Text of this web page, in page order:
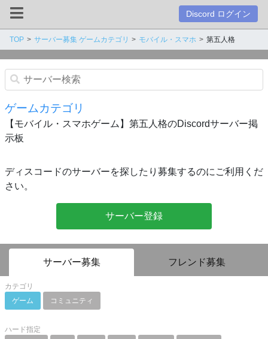
Discord ログイン
TOP サーバー募集 ゲームカテゴリ モバイル・スマホ 第五人格
ゲームカテゴリ
【モバイル・スマホゲーム】第五人格のDiscordサーバー掲
示板
ディスコードのサーバーを探したり募集するのにご利用くだ
さい。
サーバー登録
サーバー募集 フレンド募集
カテゴリ
ゲーム
コミュニティ
ハード指定